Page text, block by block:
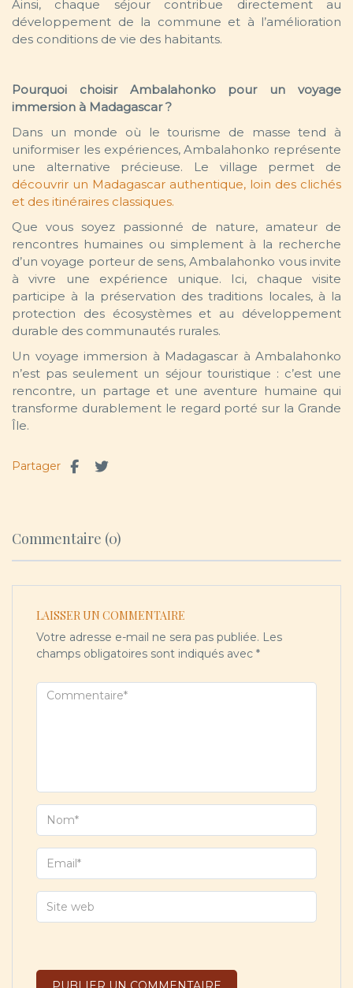
Ainsi, chaque séjour contribue directement au
développement de la commune et à l’amélioration
des conditions de vie des habitants.
Pourquoi choisir Ambalahonko pour un voyage
immersion à Madagascar ?
Dans un monde où le tourisme de masse tend à
uniformiser les expériences, Ambalahonko représente
une alternative précieuse. Le village permet de
découvrir un Madagascar authentique, loin des clichés
et des itinéraires classiques.
Que vous soyez passionné de nature, amateur de
rencontres humaines ou simplement à la recherche
d’un voyage porteur de sens, Ambalahonko vous invite
à vivre une expérience unique. Ici, chaque visite
participe à la préservation des traditions locales, à la
protection des écosystèmes et au développement
durable des communautés rurales.
Un voyage immersion à Madagascar à Ambalahonko
n’est pas seulement un séjour touristique : c’est une
rencontre, un partage et une aventure humaine qui
transforme durablement le regard porté sur la Grande
Île.
Partager
Commentaire (0)
LAISSER UN COMMENTAIRE
Votre adresse e-mail ne sera pas publiée. Les
champs obligatoires sont indiqués avec *